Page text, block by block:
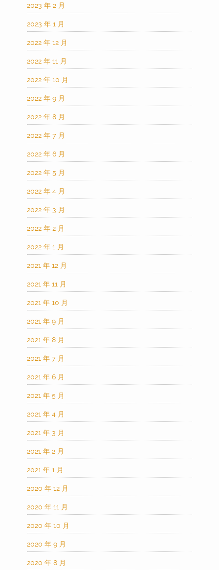
2023 年 2 月
2023 年 1 月
2022 年 12 月
2022 年 11 月
2022 年 10 月
2022 年 9 月
2022 年 8 月
2022 年 7 月
2022 年 6 月
2022 年 5 月
2022 年 4 月
2022 年 3 月
2022 年 2 月
2022 年 1 月
2021 年 12 月
2021 年 11 月
2021 年 10 月
2021 年 9 月
2021 年 8 月
2021 年 7 月
2021 年 6 月
2021 年 5 月
2021 年 4 月
2021 年 3 月
2021 年 2 月
2021 年 1 月
2020 年 12 月
2020 年 11 月
2020 年 10 月
2020 年 9 月
2020 年 8 月